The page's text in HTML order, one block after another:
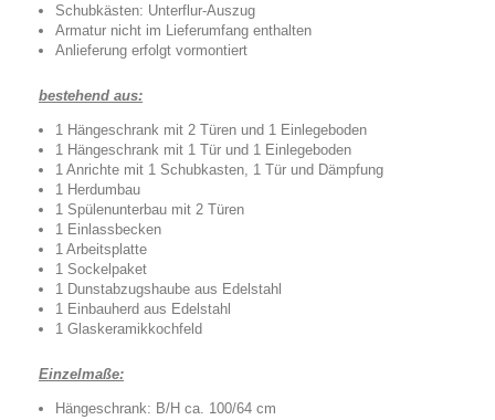
Schubkästen: Unterflur-Auszug
Armatur nicht im Lieferumfang enthalten
Anlieferung erfolgt vormontiert
bestehend aus:
1 Hängeschrank mit 2 Türen und 1 Einlegeboden
1 Hängeschrank mit 1 Tür und 1 Einlegeboden
1 Anrichte mit 1 Schubkasten, 1 Tür und Dämpfung
1 Herdumbau
1 Spülenunterbau mit 2 Türen
1 Einlassbecken
1 Arbeitsplatte
1 Sockelpaket
1 Dunstabzugshaube aus Edelstahl
1 Einbauherd aus Edelstahl
1 Glaskeramikkochfeld
Einzelmaße:
Hängeschrank: B/H ca. 100/64 cm